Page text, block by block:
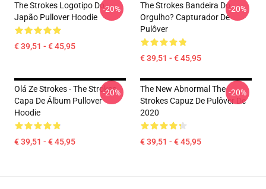
The Strokes Logotipo Do
Japão Pullover Hoodie
€ 39,51 - € 45,95
-20%
The Strokes Bandeira Do
Orgulho? Capturador De
Pulôver
€ 39,51 - € 45,95
-20%
Olá Ze Strokes - The Strokes
Capa De Álbum Pullover
Hoodie
€ 39,51 - € 45,95
-20%
The New Abnormal The
Strokes Capuz De Pulôver De
2020
€ 39,51 - € 45,95
-20%